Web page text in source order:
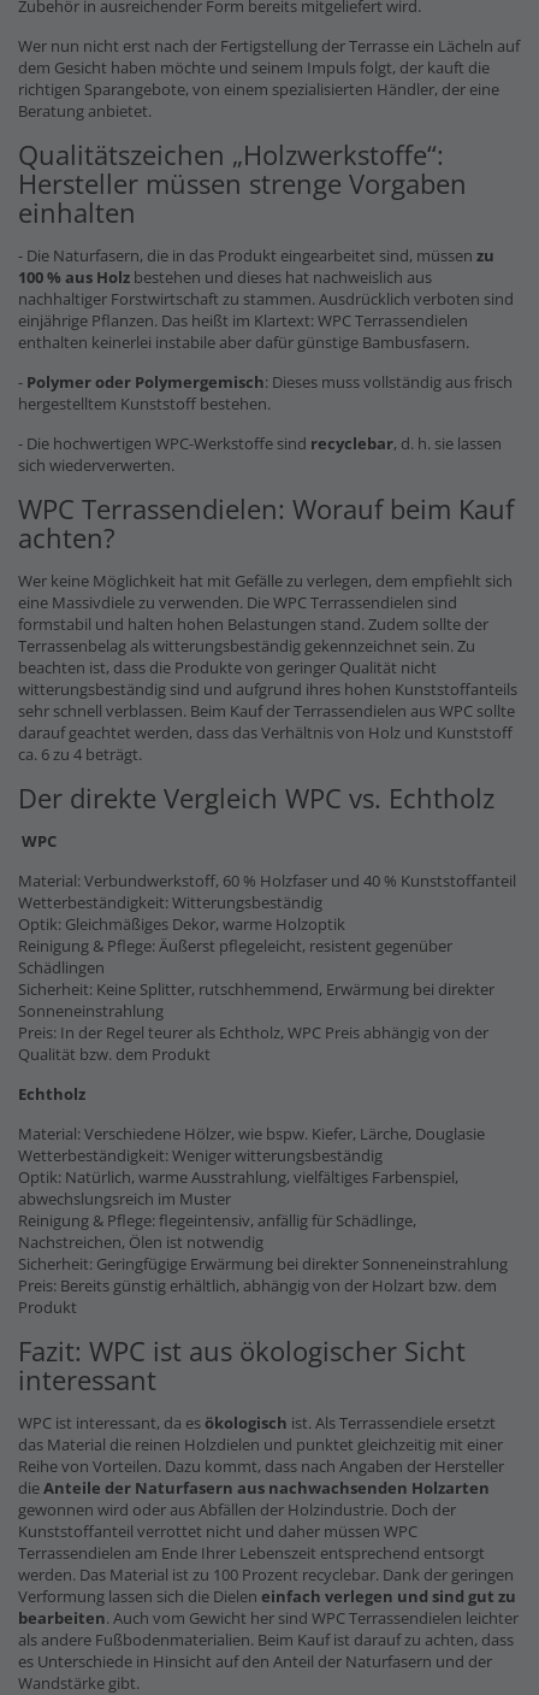
Zubehör in ausreichender Form bereits mitgeliefert wird.
Wer nun nicht erst nach der Fertigstellung der Terrasse ein Lächeln auf
dem Gesicht haben möchte und seinem Impuls folgt, der kauft die
richtigen Sparangebote, von einem spezialisierten Händler, der eine
Beratung anbietet.
Qualitätszeichen „Holzwerkstoffe“:
Hersteller müssen strenge Vorgaben
einhalten
- Die Naturfasern, die in das Produkt eingearbeitet sind, müssen zu
100 % aus Holz bestehen und dieses hat nachweislich aus
nachhaltiger Forstwirtschaft zu stammen. Ausdrücklich verboten sind
einjährige Pflanzen. Das heißt im Klartext: WPC Terrassendielen
enthalten keinerlei instabile aber dafür günstige Bambusfasern.
- Polymer oder Polymergemisch: Dieses muss vollständig aus frisch
hergestelltem Kunststoff bestehen.
- Die hochwertigen WPC-Werkstoffe sind recyclebar, d. h. sie lassen
sich wiederverwerten.
WPC Terrassendielen: Worauf beim Kauf
achten?
Wer keine Möglichkeit hat mit Gefälle zu verlegen, dem empfiehlt sich
eine Massivdiele zu verwenden. Die WPC Terrassendielen sind
formstabil und halten hohen Belastungen stand. Zudem sollte der
Terrassenbelag als witterungsbeständig gekennzeichnet sein. Zu
beachten ist, dass die Produkte von geringer Qualität nicht
witterungsbeständig sind und aufgrund ihres hohen Kunststoffanteils
sehr schnell verblassen. Beim Kauf der Terrassendielen aus WPC sollte
darauf geachtet werden, dass das Verhältnis von Holz und Kunststoff
ca. 6 zu 4 beträgt.
Der direkte Vergleich WPC vs. Echtholz
WPC
Material: Verbundwerkstoff, 60 % Holzfaser und 40 % Kunststoffanteil
Wetterbeständigkeit: Witterungsbeständig
Optik: Gleichmäßiges Dekor, warme Holzoptik
Reinigung & Pflege: Äußerst pflegeleicht, resistent gegenüber
Schädlingen
Sicherheit: Keine Splitter, rutschhemmend, Erwärmung bei direkter
Sonneneinstrahlung
Preis: In der Regel teurer als Echtholz, WPC Preis abhängig von der
Qualität bzw. dem Produkt
Echtholz
Material: Verschiedene Hölzer, wie bspw. Kiefer, Lärche, Douglasie
Wetterbeständigkeit: Weniger witterungsbeständig
Optik: Natürlich, warme Ausstrahlung, vielfältiges Farbenspiel,
abwechslungsreich im Muster
Reinigung & Pflege: flegeintensiv, anfällig für Schädlinge,
Nachstreichen, Ölen ist notwendig
Sicherheit: Geringfügige Erwärmung bei direkter Sonneneinstrahlung
Preis: Bereits günstig erhältlich, abhängig von der Holzart bzw. dem
Produkt
Fazit: WPC ist aus ökologischer Sicht
interessant
WPC ist interessant, da esökologisch ist. Als Terrassendiele ersetzt
das Material die reinen Holzdielen und punktet gleichzeitig mit einer
Reihe von Vorteilen. Dazu kommt, dass nach Angaben der Hersteller
dieAnteile der Naturfasern aus nachwachsenden Holzarten
gewonnen wird oder aus Abfällen der Holzindustrie. Doch der
Kunststoffanteil verrottet nicht und daher müssen WPC
Terrassendielen am Ende Ihrer Lebenszeit entsprechend entsorgt
werden. Das Material ist zu 100 Prozent recyclebar. Dank der geringen
Verformung lassen sich die Dielen einfach verlegen und sind gut zu
bearbeiten. Auch vom Gewicht her sind WPC Terrassendielen leichter
als andere Fußbodenmaterialien. Beim Kauf ist darauf zu achten, dass
es Unterschiede in Hinsicht auf den Anteil der Naturfasern und der
Wandstärke gibt.